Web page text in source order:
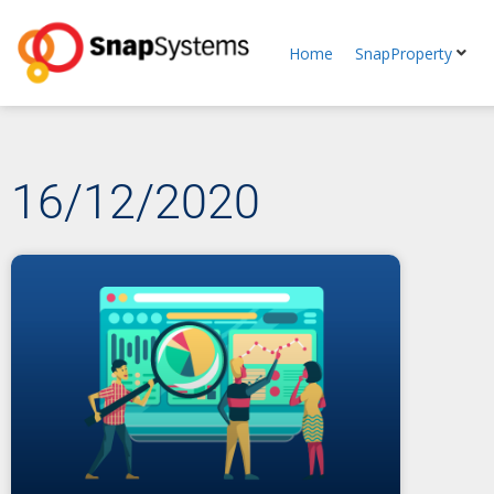
Home SnapProperty
16/12/2020